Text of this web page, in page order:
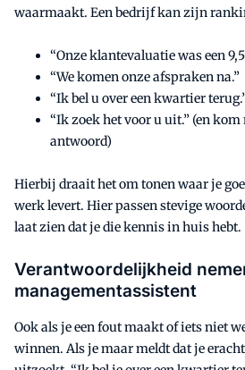
waarmaakt. Een bedrijf kan zijn
“Onze klantevaluatie was een
“We komen onze afspraken na.”
“Ik bel u over een kwartier
“Ik zoek het voor u uit.” (en kom
antwoord)
Hierbij draait het om tonen waar je
werk levert. Hier passen stevige
laat zien dat je die kennis in huis hebt.
Verantwoordelijkheid
managementassistent
Ook als je een fout maakt of iets niet
winnen. Als je maar meldt dat je